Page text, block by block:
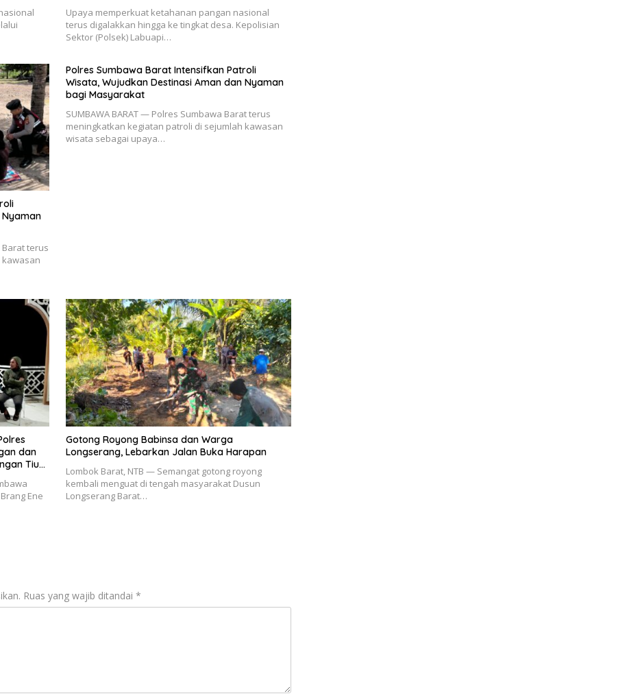
Upaya memperkuat ketahanan pangan nasional
terus digalakkan hingga ke tingkat desa. Kepolisian
Sektor (Polsek) Labuapi…
Nyaman
Barat terus
Polres Sumbawa Barat Intensifkan Patroli
Wisata, Wujudkan Destinasi Aman dan Nyaman
bagi Masyarakat
SUMBAWA BARAT — Polres Sumbawa Barat terus
meningkatkan kegiatan patroli di sejumlah kawasan
wisata sebagai upaya…
dan
Tiu
Ene
Gotong Royong Babinsa dan Warga
Longserang, Lebarkan Jalan Buka Harapan
Lombok Barat, NTB — Semangat gotong royong
kembali menguat di tengah masyarakat Dusun
Longserang Barat…
Ruas yang wajib ditandai *